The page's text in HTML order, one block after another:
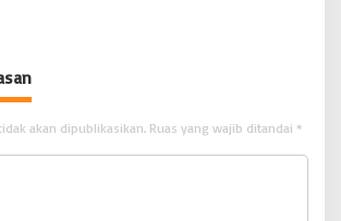
akan dipublikasikan. Ruas yang wajib ditandai *